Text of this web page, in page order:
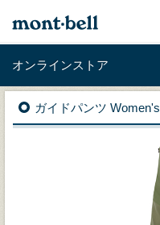
オンラインストア
ガイドパンツ Women's